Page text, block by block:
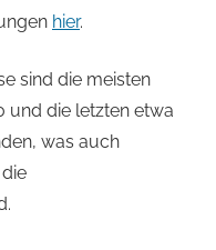
hier.
sind die meisten
und die letzten etwa
was auch